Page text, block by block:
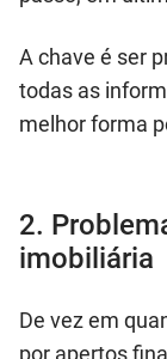
A chave é ser
todas as
melhor forma
2.
imobiliária
De vez em